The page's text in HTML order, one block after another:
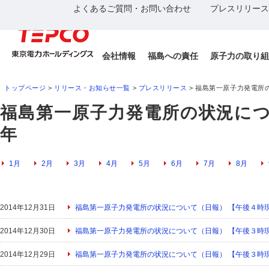
よくあるご質問・お問い合わせ プレスリリー
会社情報 福島への責任 原子力の取り
トップページ > リリース・お知らせ一覧 > プレスリリース > 福島第一原子力発電所
福島第一原子力発電所の状況に
年
1月 2月 3月 4月 5月 6月 7月 8月
2014年12月31日 福島第一原子力発電所の状況について（日報） 【午後４時
2014年12月30日 福島第一原子力発電所の状況について（日報） 【午後３時
2014年12月29日 福島第一原子力発電所の状況について（日報） 【午後３時